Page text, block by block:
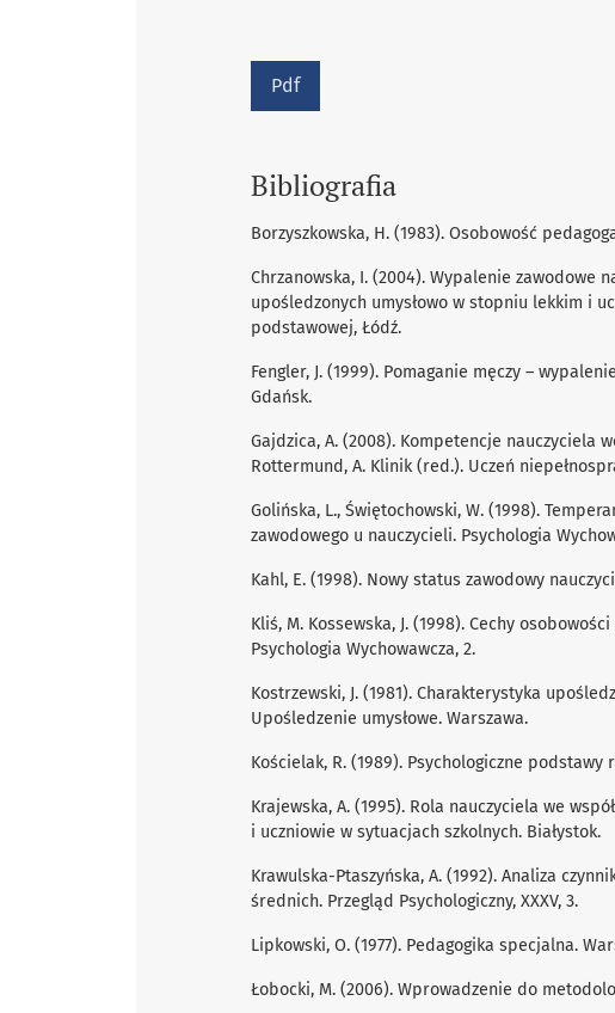
Pdf
Bibliografia
Borzyszkowska, H. (1983). Osobowość
Chrzanowska, I. (2004). Wypalenie zawodowe
upośledzonych umysłowo w stopniu lekkim i
podstawowej, Łódź.
Fengler, J. (1999). Pomaganie męczy –
Gdańsk.
Gajdzica, A. (2008). Kompetencje nauczyciela
Rottermund, A. Klinik (red.). Uczeń
Golińska, L., Świętochowski, W. (1998).
zawodowego u nauczycieli. Psychologia
Kahl, E. (1998). Nowy status zawodowy
Kliś, M. Kossewska, J. (1998). Cechy
Psychologia Wychowawcza, 2.
Kostrzewski, J. (1981). Charakterystyka
Upośledzenie umysłowe. Warszawa.
Kościelak, R. (1989). Psychologiczne
Krajewska, A. (1995). Rola nauczyciela we
i uczniowie w sytuacjach szkolnych. Białystok.
Krawulska-Ptaszyńska, A. (1992). Analiza
średnich. Przegląd Psychologiczny, XXXV, 3.
Lipkowski, O. (1977). Pedagogika specjalna.
Łobocki, M. (2006). Wprowadzenie do